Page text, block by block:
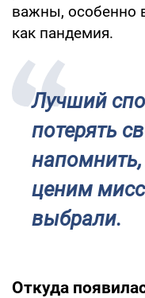
важны, особенно
как пандемия.
Лучший
потерять
ценим
выбрали.
Откуда